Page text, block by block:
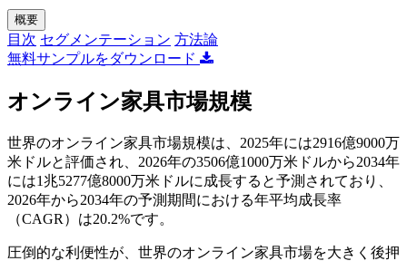
概要
目次 セグメンテーション 方法論
無料サンプルをダウンロード
オンライン家具市場規模
世界のオンライン家具市場規模は、2025年には2916億9000万
米ドルと評価され、2026年の3506億1000万米ドルから2034年
には1兆5277億8000万米ドルに成長すると予測されており、
2026年から2034年の予測期間における年平均成長率
（CAGR）は20.2%です。
圧倒的な利便性が、世界のオンライン家具市場を大きく後押